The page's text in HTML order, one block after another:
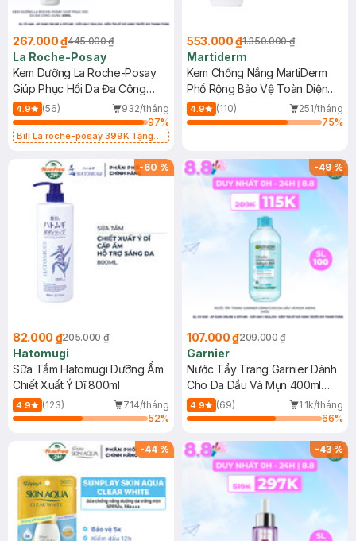
267.000 ₫445.000 ₫
La Roche-Posay
Kem Dưỡng La Roche-Posay
Giúp Phục Hồi Da Đa Công
Dụng 40ml
4.9 (56)
932/tháng
97%
Bill La roche-posay 399K Tặng
(SL có hạn)
553.000 ₫1.350.000 ₫
Martiderm
Kem Chống Nắng MartiDerm
Phổ Rộng Bảo Vệ Toàn Diện
40ml
4.9 (110)
251/tháng
75%
-60 %
82.000 ₫205.000 ₫
Hatomugi
Sữa Tắm Hatomugi Dưỡng Ẩm
Chiết Xuất Ý Dĩ 800ml
4.9 (123)
714/tháng
52%
-49%
107.000 ₫209.000 ₫
Garnier
Nước Tẩy Trang Garnier Dành
Cho Da Dầu Và Mụn 400ml
(Mới)
4.9 (69)
1.1k/tháng
66%
-44 % -43%